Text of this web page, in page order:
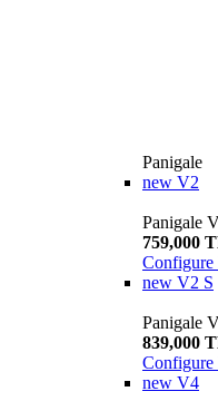
Panigale
new V2
Panigale
759,000
Configure
new V2 S
Panigale
839,000
Configure
new V4